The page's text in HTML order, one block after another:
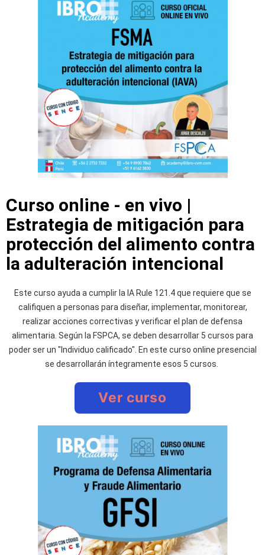
Curso online - en vivo |
Estrategia de mitigación para
protección del alimento contra
la adulteración intencional
Este curso ayuda a cumplir la IA Rule 121.4 que requiere que se
califiquen a personas para diseñar, implementar, monitorear,
realizar acciones correctivas y verificar el plan de defensa
alimentaria. Según la FSPCA, se deben desarrollar 5 cursos para
poder ser un "Individuo calificado". En este curso online presencial
se desarrollarán íntegramente esos 5 cursos.
Ver curso